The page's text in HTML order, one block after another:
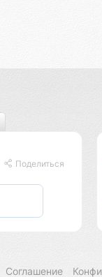
Поделиться
Соглашение